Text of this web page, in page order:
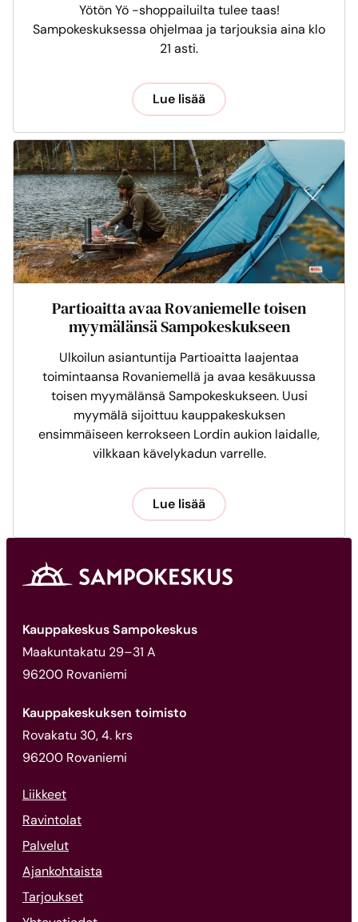
Yötön Yö -shoppailuilta tulee taas!
Sampokeskuksessa ohjelmaa ja tarjouksia aina klo
21 asti.
Lue lisää
Partioaitta avaa Rovaniemelle toisen
myymälänsä Sampokeskukseen
Ulkoilun asiantuntija Partioaitta laajentaa
toimintaansa Rovaniemellä ja avaa kesäkuussa
toisen myymälänsä Sampokeskukseen. Uusi
myymälä sijoittuu kauppakeskuksen
ensimmäiseen kerrokseen Lordin aukion laidalle,
vilkkaan kävelykadun varrelle.
Lue lisää
Kauppakeskus Sampokeskus
Maakuntakatu 29–31 A
96200 Rovaniemi
Kauppakeskuksen toimisto
Rovakatu 30, 4. krs
96200 Rovaniemi
Liikkeet
Ravintolat
Palvelut
Ajankohtaista
Tarjoukset